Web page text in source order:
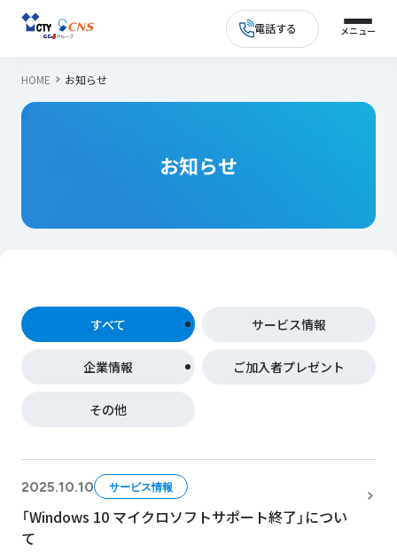
電話する
HOME お知らせ
お知らせ
すべて サービス情報
企業情報 ご加入者プレゼント
その他
2025.10.10 サービス情報
「Windows 10 マイクロソフトサポート終了」につい
て